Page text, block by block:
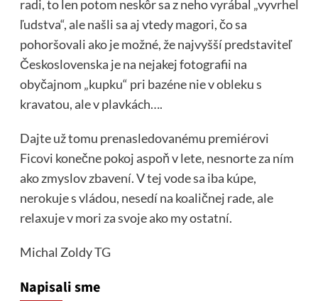
radi, to len potom neskôr sa z neho vyrábal „vyvrhel
ľudstva“, ale našli sa aj vtedy magori, čo sa
pohoršovali ako je možné, že najvyšší predstaviteľ
Československa je na nejakej fotografii na
obyčajnom „kupku“ pri bazéne nie v obleku s
kravatou, ale v plavkách….
Dajte už tomu prenasledovanému premiérovi
Ficovi konečne pokoj aspoň v lete, nesnorte za ním
ako zmyslov zbavení. V tej vode sa iba kúpe,
nerokuje s vládou, nesedí na koaličnej rade, ale
relaxuje v mori za svoje ako my ostatní.
Michal ZoldyTG
Napisali sme